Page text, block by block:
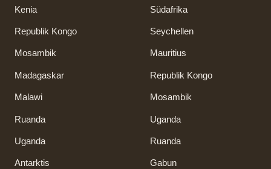
Kenia
Republik Kongo
Mosambik
Madagaskar
Malawi
Ruanda
Uganda
Antarktis
Südafrika
Seychellen
Mauritius
Republik Kongo
Mosambik
Uganda
Ruanda
Gabun